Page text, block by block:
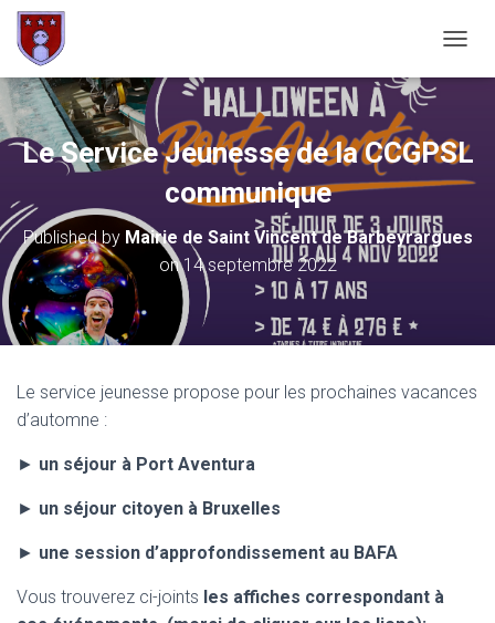
Le Service Jeunesse de la CCGPSL
communique
Published by Mairie de Saint Vincent de Barbeyrargues
on14 septembre 2022
Le service jeunesse propose pour les prochaines vacances
d’automne :
► un séjour à Port Aventura
► un séjour citoyen à Bruxelles
► une session d’approfondissement au BAFA
Vous trouverez ci-joints les affiches correspondant à